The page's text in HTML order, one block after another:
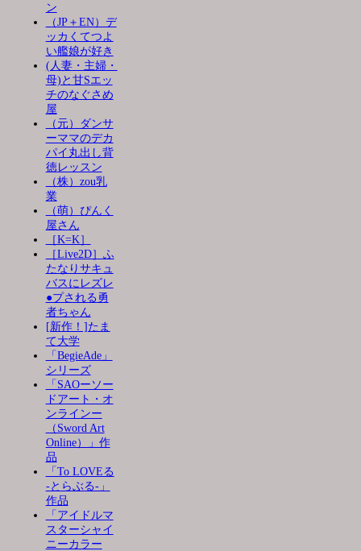
ン
（JP＋EN）デ
ッカくてつよ
い艦娘が好き
(人妻・主婦・
母)と甘Sエッ
チのなぐさめ
屋
（元）ダンサ
ーママのデカ
パイ丸出し背
徳レッスン
（株）zou乳
業
（萌）ぴんく
屋さん
［K=K］
［Live2D］ふ
たなりサキュ
バスにレズレ
●プされる勇
者ちゃん
[新作！]たま
て大学
「BegieAde」
シリーズ
「SAOーソー
ドアート・オ
ンラインー
（Sword Art
Online）」作
品
「To LOVEる
-とらぶる-」
作品
「アイドルマ
スターシャイ
ニーカラー